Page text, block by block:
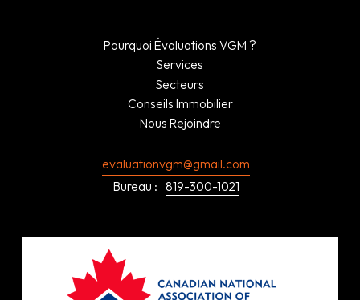
Pourquoi Évaluations VGM ?
Services
Secteurs
Conseils Immobilier
Nous Rejoindre
evaluationvgm@gmail.com
Bureau : 819-300-1021